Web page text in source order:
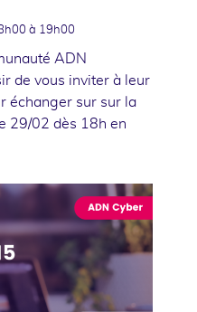
à 19h00
ADN
de vous inviter à leur
échanger sur sur la
29/02 dès 18h en